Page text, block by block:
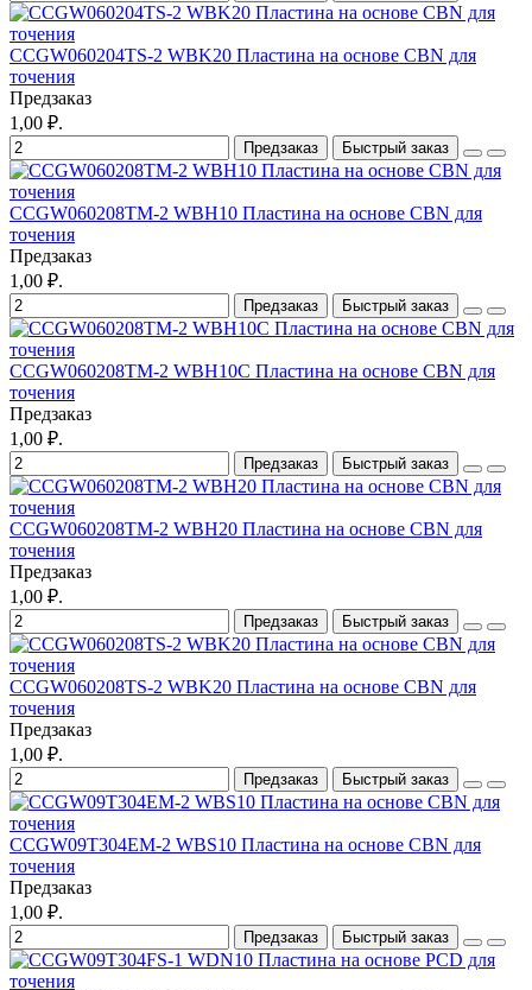
CCGW060204TS-2 WBK20 Пластина на основе CBN для
точения
Предзаказ
1,00 ₽.
Предзаказ Быстрый заказ
CCGW060208TM-2 WBH10 Пластина на основе CBN для
точения
Предзаказ
1,00 ₽.
Предзаказ Быстрый заказ
CCGW060208TM-2 WBH10C Пластина на основе CBN для
точения
Предзаказ
1,00 ₽.
Предзаказ Быстрый заказ
CCGW060208TM-2 WBH20 Пластина на основе CBN для
точения
Предзаказ
1,00 ₽.
Предзаказ Быстрый заказ
CCGW060208TS-2 WBK20 Пластина на основе CBN для
точения
Предзаказ
1,00 ₽.
Предзаказ Быстрый заказ
CCGW09T304EM-2 WBS10 Пластина на основе CBN для
точения
Предзаказ
1,00 ₽.
Предзаказ Быстрый заказ